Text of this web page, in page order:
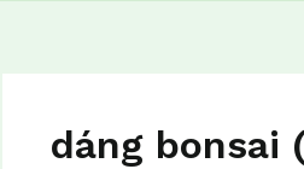
dáng bonsai